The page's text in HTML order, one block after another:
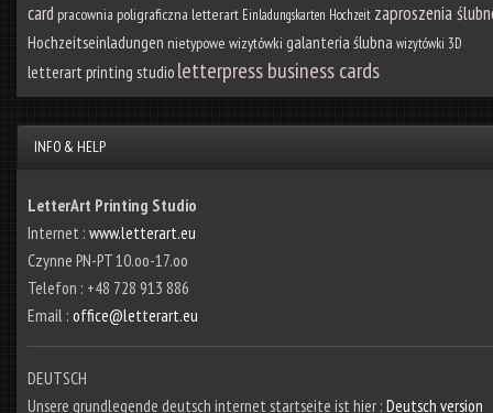
card pracownia poligraficzna letterart Einladungskarten Hochzeit zaproszenia
Hochzeitseinladungen nietypowe wizytówki galanteria ślubna wizytówki 3D
letterart printing studio letterpress business cards
INFO & HELP
LetterArt Printing Studio
Internet : www.letterart.eu
Czynne PN-PT 10.oo-17.oo
Telefon : +48 728 913 886
Email : office@letterart.eu
DEUTSCH
Unsere grundlegende deutsch internet startseite ist hier : Deutsch version